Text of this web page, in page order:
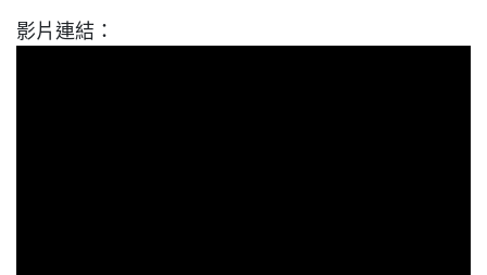
影片連結：